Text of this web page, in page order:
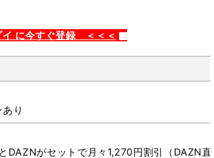
に今すぐ登録 ＜＜＜
り
DAZNがセットで月々1,270円割引（DAZN直